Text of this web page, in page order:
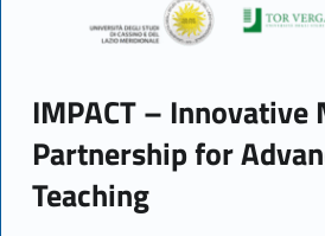
IMPACT –
Partnership for
Teaching